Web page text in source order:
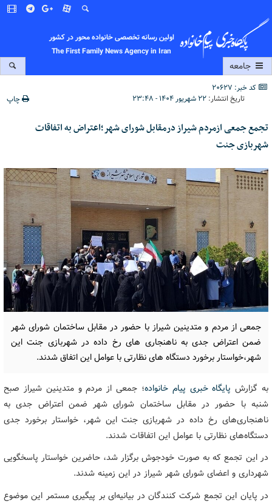
اولین رسانه تخصصی خانواده محور در کشور
The First Family News Agency in Iran
جامعه
کد خبر: 20627
تاریخ انتشار: ۲۲ شهریور ۱۴۰۴ - ۲۳:۴۸ چاپ
تجمع جمعی ازمردم شیراز درمقابل شورای شهر؛اعتراض به اتفاقات
شهربازی جنت
جمعی از مردم و متدینین شیراز با حضور در مقابل ساختمان شورای شهر
ضمن اعتراض جدی به ناهنجاری های رخ داده در شهربازی جنت این
شهر،خواستار برخورد دستگاه های نظارتی با عوامل این اتفاق شدند.
به گزارش پایگاه خبری پیام خانواده؛ جمعی از مردم و متدینین شیراز صبح
شنبه با حضور در مقابل ساختمان شورای شهر ضمن اعتراض جدی به
ناهنجاری‌های رخ داده در شهربازی جنت این شهر، خواستار برخورد جدی
دستگاه‌های نظارتی با عوامل این اتفاقات شدند.
در این تجمع که به صورت خودجوش برگزار شد، حاضرین خواستار پاسخگویی
شهرداری و اعضای شورای شهر شیراز در این زمینه شدند.
در پایان این تجمع شرکت کنندگان در بیانیه‌ای بر پیگیری مستمر این موضوع